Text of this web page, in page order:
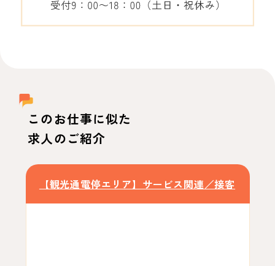
このお仕事に似た
求人のご紹介
【観光通電停エリア】サービス関連／接客